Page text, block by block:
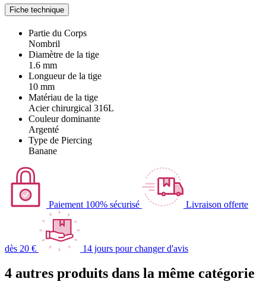
Fiche technique
Partie du Corps
Nombril
Diamètre de la tige
1.6 mm
Longueur de la tige
10 mm
Matériau de la tige
Acier chirurgical 316L
Couleur dominante
Argenté
Type de Piercing
Banane
Paiement 100% sécurisé Livraison offerte
dès 20 € 14 jours pour changer d'avis
4 autres produits dans la même catégorie